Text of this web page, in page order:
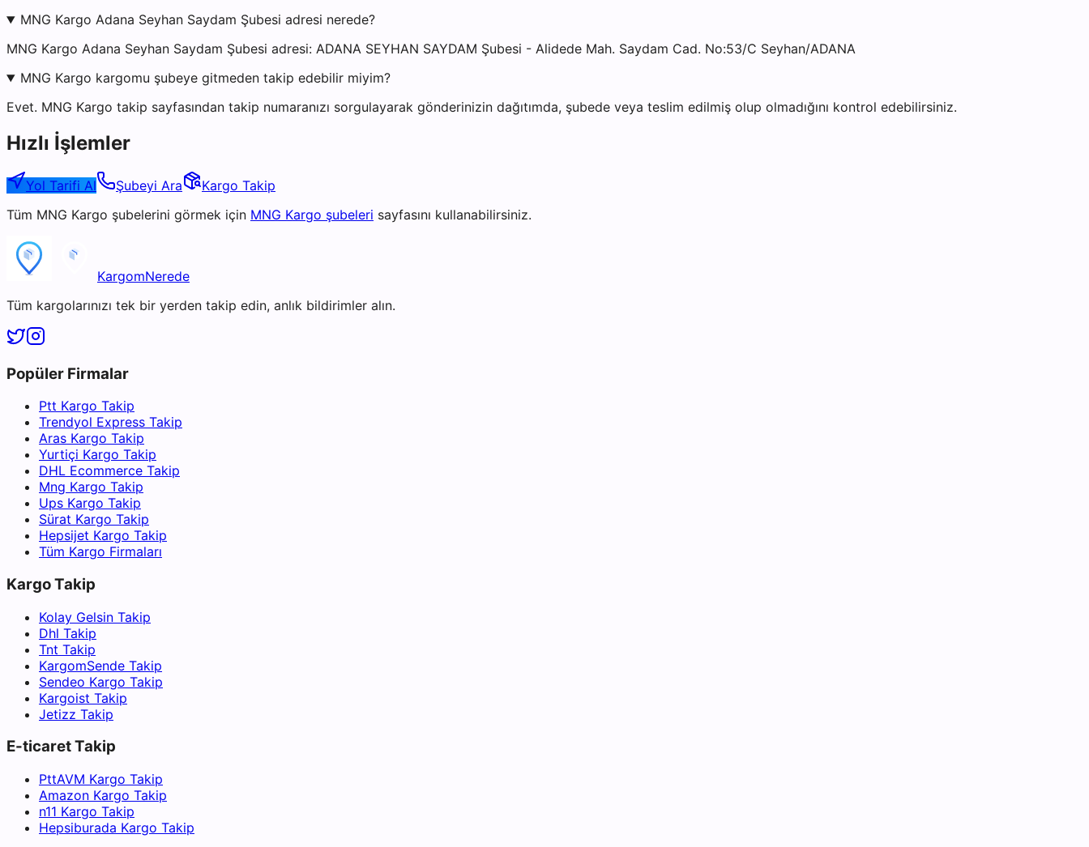
MNG Kargo Adana Seyhan Saydam Şubesi adresi nerede?
MNG Kargo Adana Seyhan Saydam Şubesi adresi: ADANA SEYHAN SAYDAM Şubesi - Alidede Mah. Saydam Cad. No:53/C Seyhan/ADANA
MNG Kargo kargomu şubeye gitmeden takip edebilir miyim?
Evet. MNG Kargo takip sayfasından takip numaranızı sorgulayarak gönderinizin dağıtımda, şubede veya teslim edilmiş olup olmadığını kontrol edebilirsiniz.
Hızlı İşlemler
Yol Tarifi Al Şubeyi Ara
Kargo Takip
Tüm MNG Kargo şubelerini görmek için MNG Kargo şubeleri sayfasını kullanabilirsiniz.
KargomNerede
Tüm kargolarınızı tek bir yerden takip edin, anlık bildirimler alın.
Popüler Firmalar
Ptt Kargo Takip
Trendyol Express Takip
Aras Kargo Takip
Yurtiçi Kargo Takip
DHL Ecommerce Takip
Mng Kargo Takip
Ups Kargo Takip
Sürat Kargo Takip
Hepsijet Kargo Takip
Tüm Kargo Firmaları
Kargo Takip
Kolay Gelsin Takip
Dhl Takip
Tnt Takip
KargomSende Takip
Sendeo Kargo Takip
Kargoist Takip
Jetizz Takip
E-ticaret Takip
PttAVM Kargo Takip
Amazon Kargo Takip
n11 Kargo Takip
Hepsiburada Kargo Takip